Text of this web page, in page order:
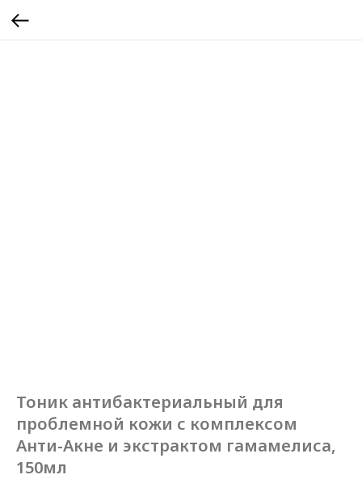
Тоник антибактериальный для
проблемной кожи с комплексом
Анти-Акне и экстрактом гамамелиса,
150мл